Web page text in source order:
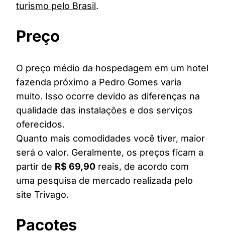
turismo pelo Brasil.
Preço
O preço médio da hospedagem em um hotel
fazenda próximo a Pedro Gomes varia
muito. Isso ocorre devido as diferenças na
qualidade das instalações e dos serviços
oferecidos.
Quanto mais comodidades você tiver, maior
será o valor. Geralmente, os preços ficam a
partir de R$ 69,90 reais, de acordo com
uma pesquisa de mercado realizada pelo
site Trivago.
Pacotes